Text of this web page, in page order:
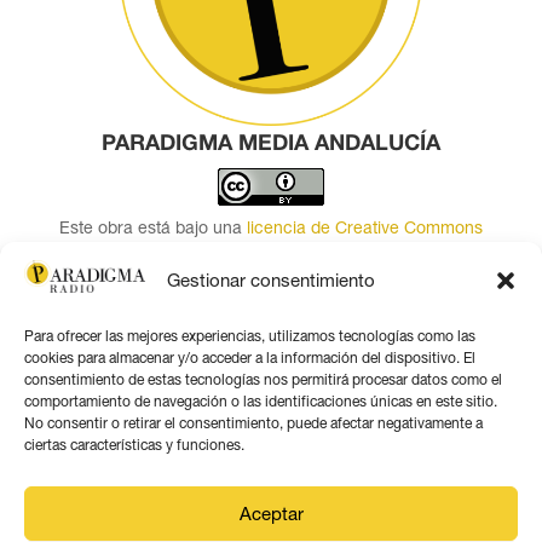
Gestionar consentimiento
Para ofrecer las mejores experiencias, utilizamos tecnologías como las
cookies para almacenar y/o acceder a la información del dispositivo. El
consentimiento de estas tecnologías nos permitirá procesar datos como el
comportamiento de navegación o las identificaciones únicas en este sitio.
No consentir o retirar el consentimiento, puede afectar negativamente a
ciertas características y funciones.
Aceptar
PARADIGMA MEDIA ANDALUCÍA
Este obra está bajo una licencia de Creative Commons
Seguir
Seguir
Seguir
Seguir